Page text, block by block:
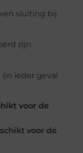
sluiting bij
zijn.
ieder geval
voor de